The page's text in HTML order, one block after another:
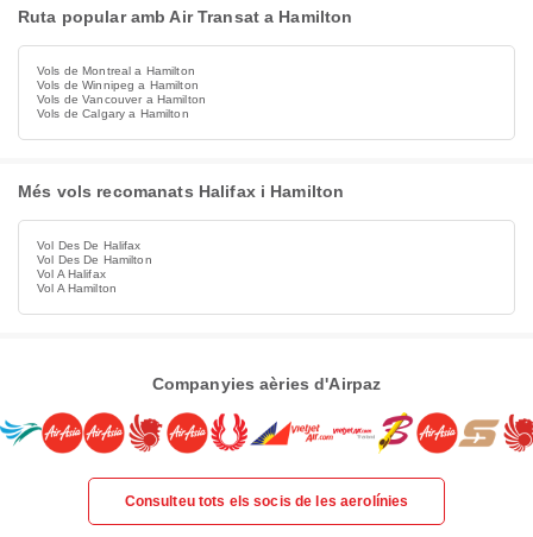
Ruta popular amb Air Transat a Hamilton
Vols de Montreal a Hamilton
Vols de Winnipeg a Hamilton
Vols de Vancouver a Hamilton
Vols de Calgary a Hamilton
Més vols recomanats Halifax i Hamilton
Vol Des De Halifax
Vol Des De Hamilton
Vol A Halifax
Vol A Hamilton
Companyies aèries d'Airpaz
Consulteu tots els socis de les aerolínies